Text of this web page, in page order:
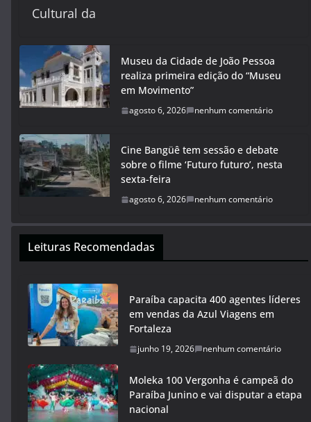
Cultural da
Museu da Cidade de João Pessoa
realiza primeira edição do “Museu
em Movimento”
agosto 6, 2026 nenhum comentário
Cine Bangüê tem sessão e debate
sobre o filme ‘Futuro futuro’, nesta
sexta-feira
agosto 6, 2026 nenhum comentário
Leituras Recomendadas
Paraíba capacita 400 agentes líderes
em vendas da Azul Viagens em
Fortaleza
junho 19, 2026 nenhum comentário
Moleka 100 Vergonha é campeã do
Paraíba Junino e vai disputar a etapa
nacional